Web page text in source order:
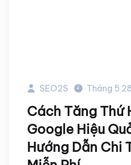
SEO2S Tháng 5
Cách Tăng Thứ
Google Hiệu
Hướng Dẫn Chi